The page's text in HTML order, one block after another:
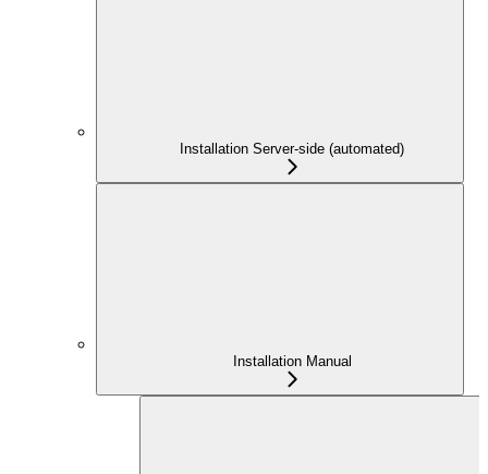
Installation Server-side (automated)
Installation Manual